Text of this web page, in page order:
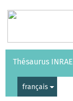
Vocabulaires API
Thésaurus INRAE
français